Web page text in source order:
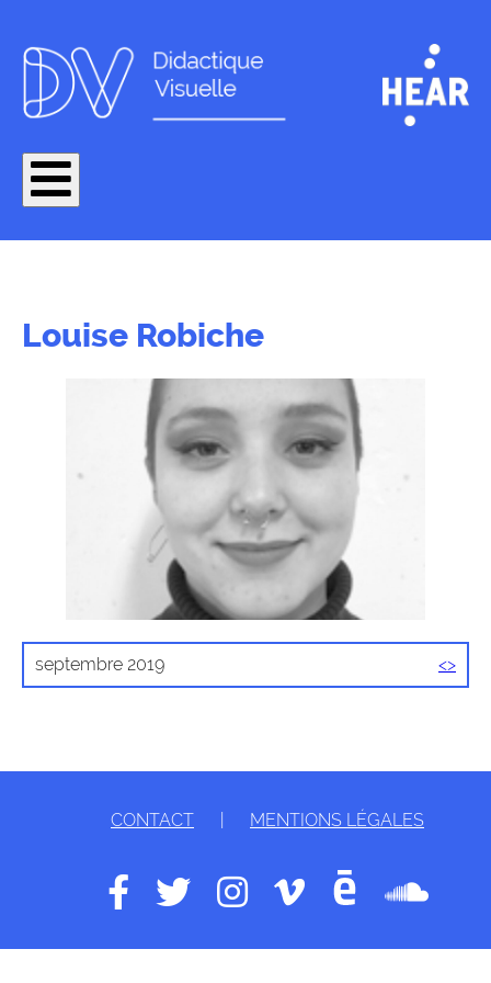
Louise Robiche
septembre 2019 <>
CONTACT MENTIONS LÉGALES